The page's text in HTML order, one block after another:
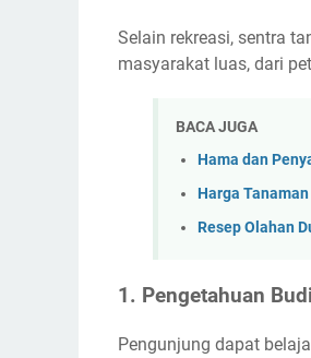
Selain rekreasi, sentra
masyarakat luas, dari
BACA JUGA
Hama dan
Harga
Resep Olahan
1. Pengetahuan
Pengunjung dapat